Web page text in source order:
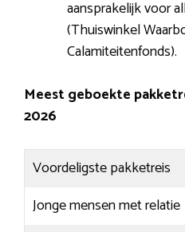
aansprakelijk voor
(Thuiswinkel
Calamiteitenfonds).
Meest geboekte
2026
Voordeligste pakketreis
Jonge mensen met relatie